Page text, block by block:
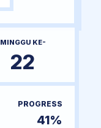
MINGGU KE-
22
PROGRESS
41%